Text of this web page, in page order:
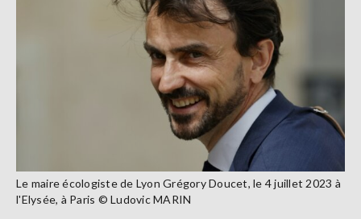
Le maire écologiste de Lyon Grégory Doucet, le 4 juillet 2023 à
l'Elysée, à Paris © Ludovic MARIN